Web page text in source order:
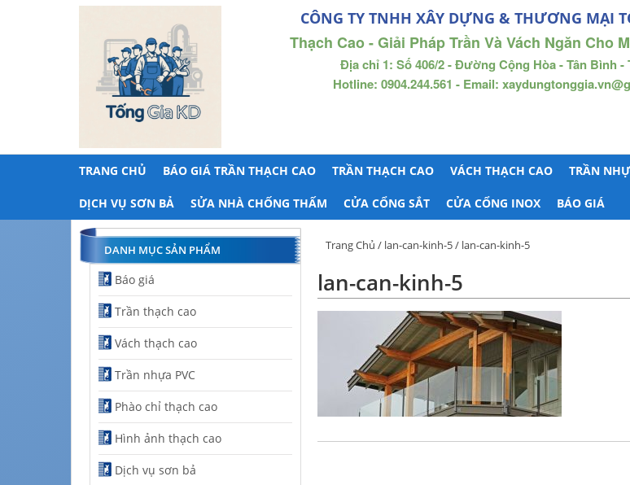
CÔNG TY TNHH XÂY DỰNG & THƯƠNG MẠI
Thạch Cao - Giải Pháp Trần Và Vách Ngăn Cho
Địa chỉ 1: Số 406/2 - Đường Cộng Hòa - Tân Bình -
Hotline: 0904.244.561 - Email:
TRANG CHỦ BÁO GIÁ TRẦN THẠCH CAO TRẦN THẠCH CAO VÁCH THẠCH CAO TRẦN
DỊCH VỤ SƠN BẢ SỬA NHÀ CHỐNG THẤM CỬA CỔNG SẮT CỬA CỔNG INOX BÁO GIÁ
Trang Chủ / lan-can-kinh-5/ lan-can-kinh-5
lan-can-kinh-5
DANH MỤC SẢN PHẨM
Báo giá
Trần thạch cao
Vách thạch cao
Trần nhựa PVC
Phào chỉ thạch cao
Hình ảnh thạch cao
Dịch vụ sơn bả